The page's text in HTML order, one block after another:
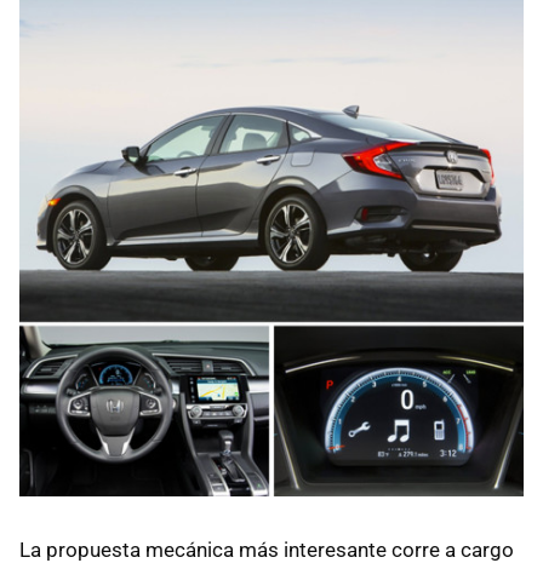
La propuesta mecánica más interesante corre a cargo